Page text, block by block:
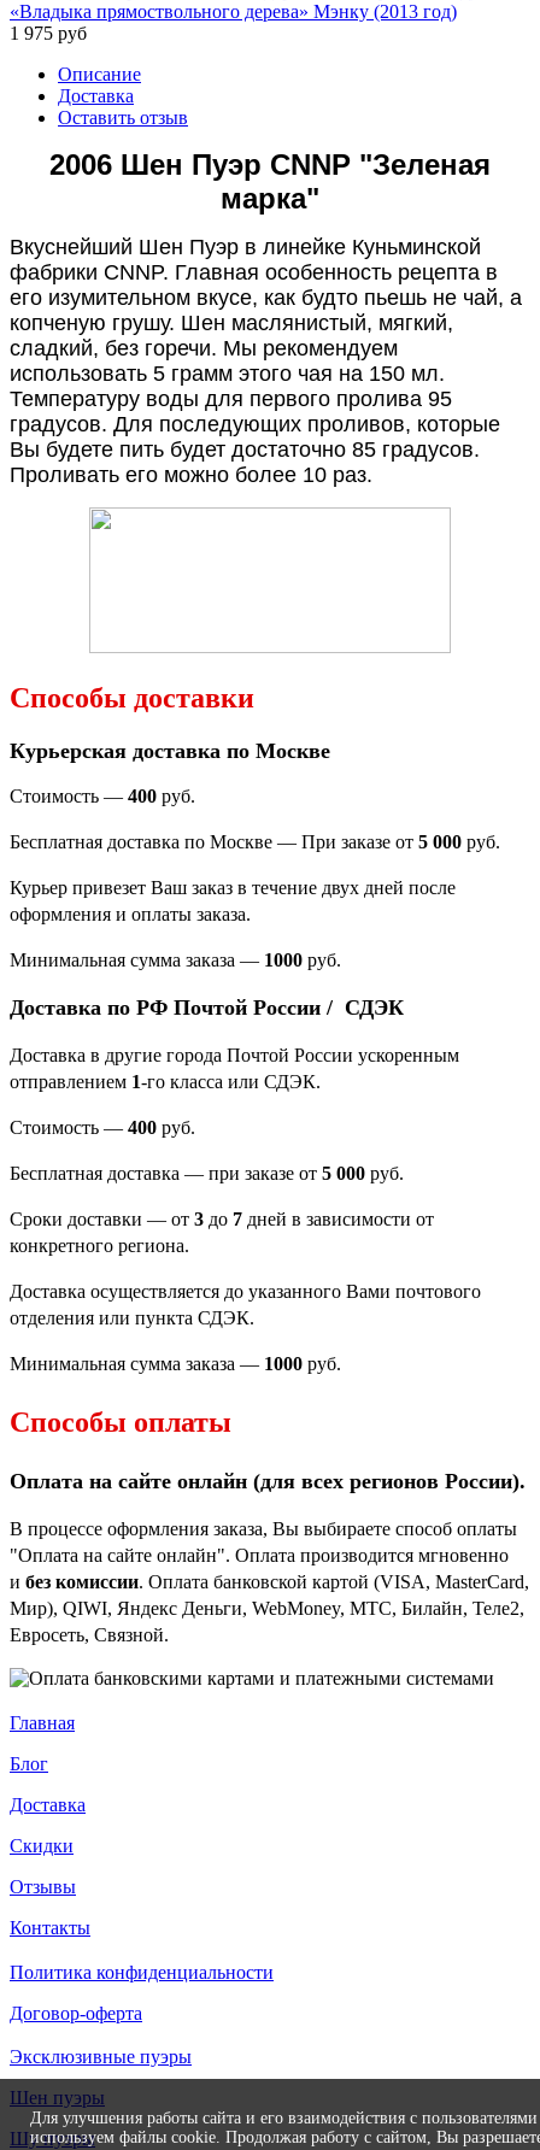
«Владыка прямоствольного дерева» Мэнку (2013 год)
1 975 руб
Описание
Доставка
Оставить отзыв
2006 Шен Пуэр CNNP "Зеленая
марка"
Вкуснейший Шен Пуэр в линейке Куньминской
фабрики CNNP. Главная особенность рецепта в
его изумительном вкусе, как будто пьешь не чай, а
копченую грушу. Шен маслянистый, мягкий,
сладкий, без горечи. Мы рекомендуем
использовать 5 грамм этого чая на 150 мл.
Температуру воды для первого пролива 95
градусов. Для последующих проливов, которые
Вы будете пить будет достаточно 85 градусов.
Проливать его можно более 10 раз.
Способы доставки
Курьерская доставка по Москве
Стоимость — 400 руб.
Бесплатная доставка по Москве — При заказе от 5 000 руб.
Курьер привезет Ваш заказ в течение двух дней после
оформления и оплаты заказа.
Минимальная сумма заказа — 1000 руб.
Доставка по РФ Почтой России / СДЭК
Доставка в другие города Почтой России ускоренным
отправлением 1-го класса или СДЭК.
Стоимость — 400 руб.
Бесплатная доставка — при заказе от 5 000 руб.
Сроки доставки — от 3 до 7 дней в зависимости от
конкретного региона.
Доставка осуществляется до указанного Вами почтового
отделения или пункта СДЭК.
Минимальная сумма заказа — 1000 руб.
Способы оплаты
Оплата на сайте онлайн (для всех регионов России).
В процессе оформления заказа, Вы выбираете способ оплаты
"Оплата на сайте онлайн". Оплата производится мгновенно
и без комиссии. Оплата банковской картой (VISA, MasterCard,
Мир), QIWI, Яндекс Деньги, WebMoney, МТС, Билайн, Теле2,
Евросеть, Связной.
Главная
Блог
Доставка
Скидки
Отзывы
Контакты
Политика конфиденциальности
Договор-оферта
Эксклюзивные пуэры
Шен пуэры
Шу пуэры
Для улучшения работы сайта и его взаимодействия с
используем файлы cookie. Продолжая работу с сайтом, Вы